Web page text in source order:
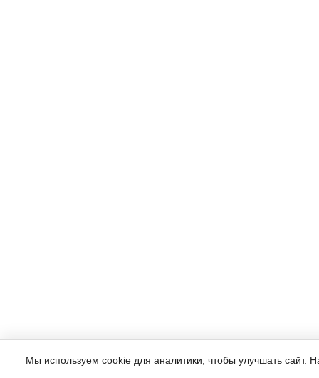
Мы используем cookie для аналитики, чтобы улучшать сайт.